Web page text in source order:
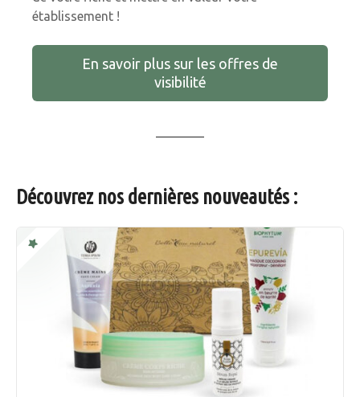
établissement !
En savoir plus sur les offres de
visibilité
Découvrez nos dernières nouveautés :